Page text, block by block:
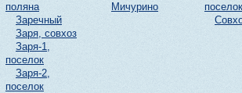
поляна
Заречный
Заря, совхоз
Заря-1,
поселок
Заря-2,
поселок
Мичурино
поселок